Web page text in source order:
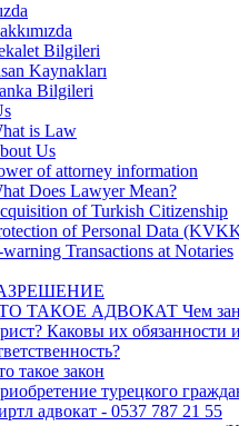
Bilgileri
Kaynakları
Bilgileri
is Law
Us
of attorney information
Does Lawyer Mean?
of Turkish Citizenship
of Personal Data
Transactions at Notaries
ТАКОЕ АДВОКАТ Чем
Каковы их обязанности и
такое закон
турецкого
адвокат - 0537 787 21 55